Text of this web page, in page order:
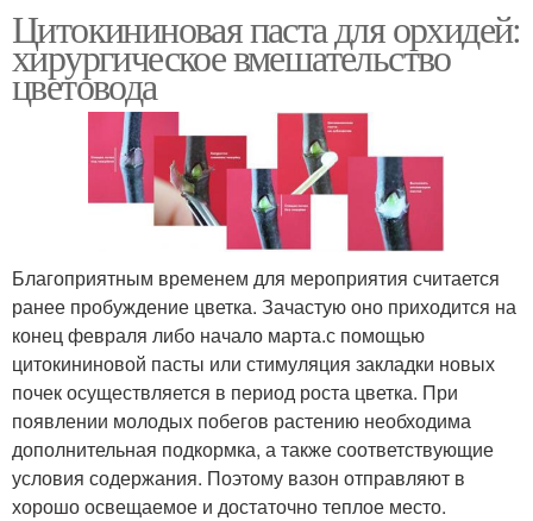
Цитокининовая паста для орхидей:
хирургическое вмешательство
цветовода
Благоприятным временем для мероприятия считается
ранее пробуждение цветка. Зачастую оно приходится на
конец февраля либо начало марта.с помощью
цитокининовой пасты или стимуляция закладки новых
почек осуществляется в период роста цветка. При
появлении молодых побегов растению необходима
дополнительная подкормка, а также соответствующие
условия содержания. Поэтому вазон отправляют в
хорошо освещаемое и достаточно теплое место.